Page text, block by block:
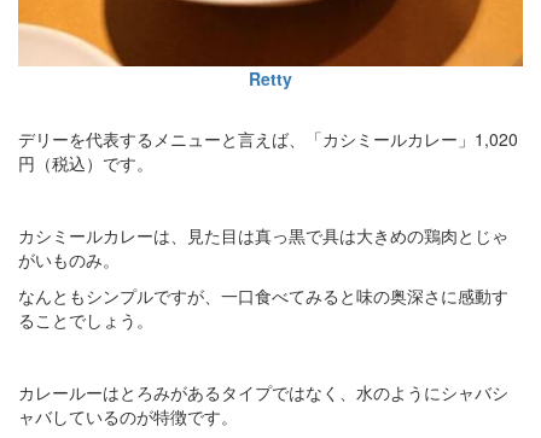
Retty
デリーを代表するメニューと言えば、「カシミールカレー」1,020
円（税込）です。
カシミールカレーは、見た目は真っ黒で具は大きめの鶏肉とじゃ
がいものみ。
なんともシンプルですが、一口食べてみると味の奥深さに感動す
ることでしょう。
カレールーはとろみがあるタイプではなく、水のようにシャバシ
ャバしているのが特徴です。